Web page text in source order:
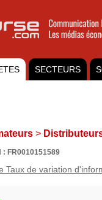
SECTEURS
>
: FR0010151589
Taux de variation